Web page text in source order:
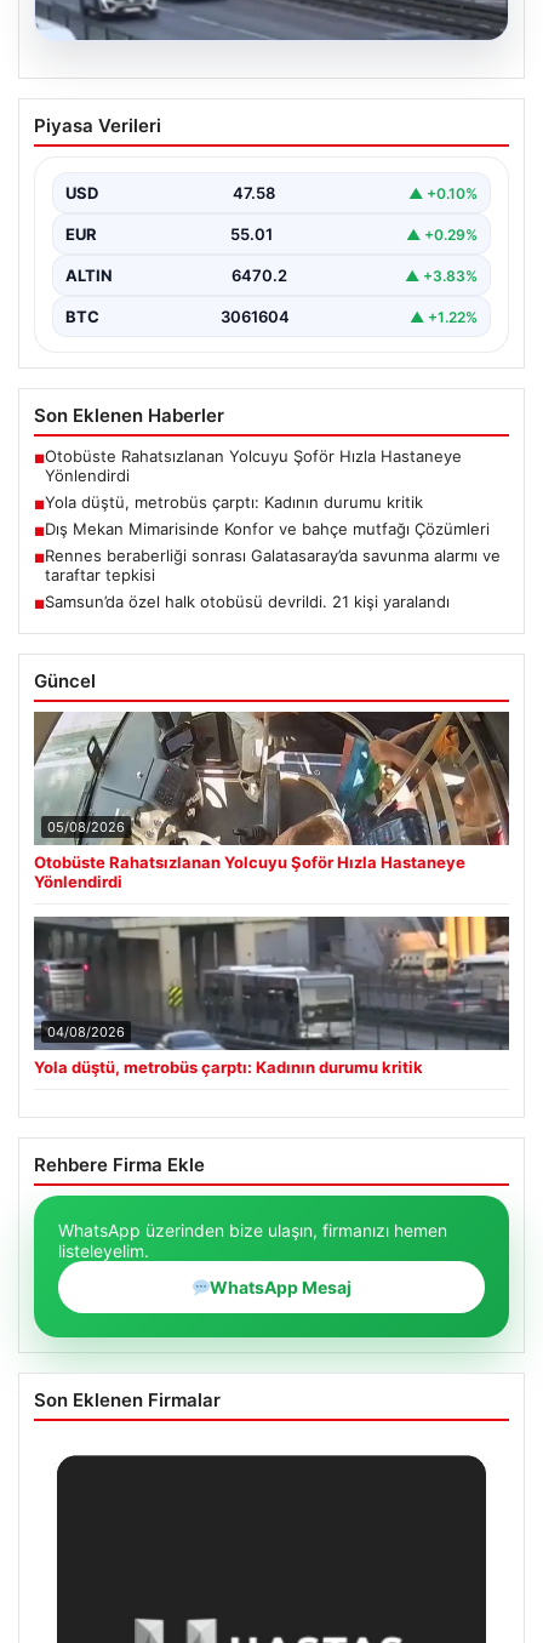
04.08.2026
Yola düştü, metrobüs çarptı: Kadının
durumu kritik
Piyasa Verileri
USD 47.58 ▲ +0.10%
EUR 55.01 ▲ +0.29%
ALTIN 6470.2 ▲ +3.83%
BTC 3061604 ▲ +1.22%
Son Eklenen Haberler
■Otobüste Rahatsızlanan Yolcuyu Şoför Hızla Hastaneye
Yönlendirdi
■Yola düştü, metrobüs çarptı: Kadının durumu kritik
■Dış Mekan Mimarisinde Konfor ve bahçe mutfağı Çözümleri
■Rennes beraberliği sonrası Galatasaray’da savunma alarmı ve
taraftar tepkisi
■Samsun’da özel halk otobüsü devrildi. 21 kişi yaralandı
Güncel
05/08/2026
Otobüste Rahatsızlanan Yolcuyu Şoför Hızla Hastaneye
Yönlendirdi
04/08/2026
Yola düştü, metrobüs çarptı: Kadının durumu kritik
Rehbere Firma Ekle
WhatsApp üzerinden bize ulaşın, firmanızı hemen
listeleyelim.
WhatsApp Mesaj
Son Eklenen Firmalar